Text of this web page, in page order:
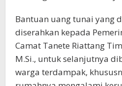
Bantuan uang tunai yang
diserahkan kepada
Camat Tanete Riattang
M.Si., untuk selanjutnya
warga terdampak,